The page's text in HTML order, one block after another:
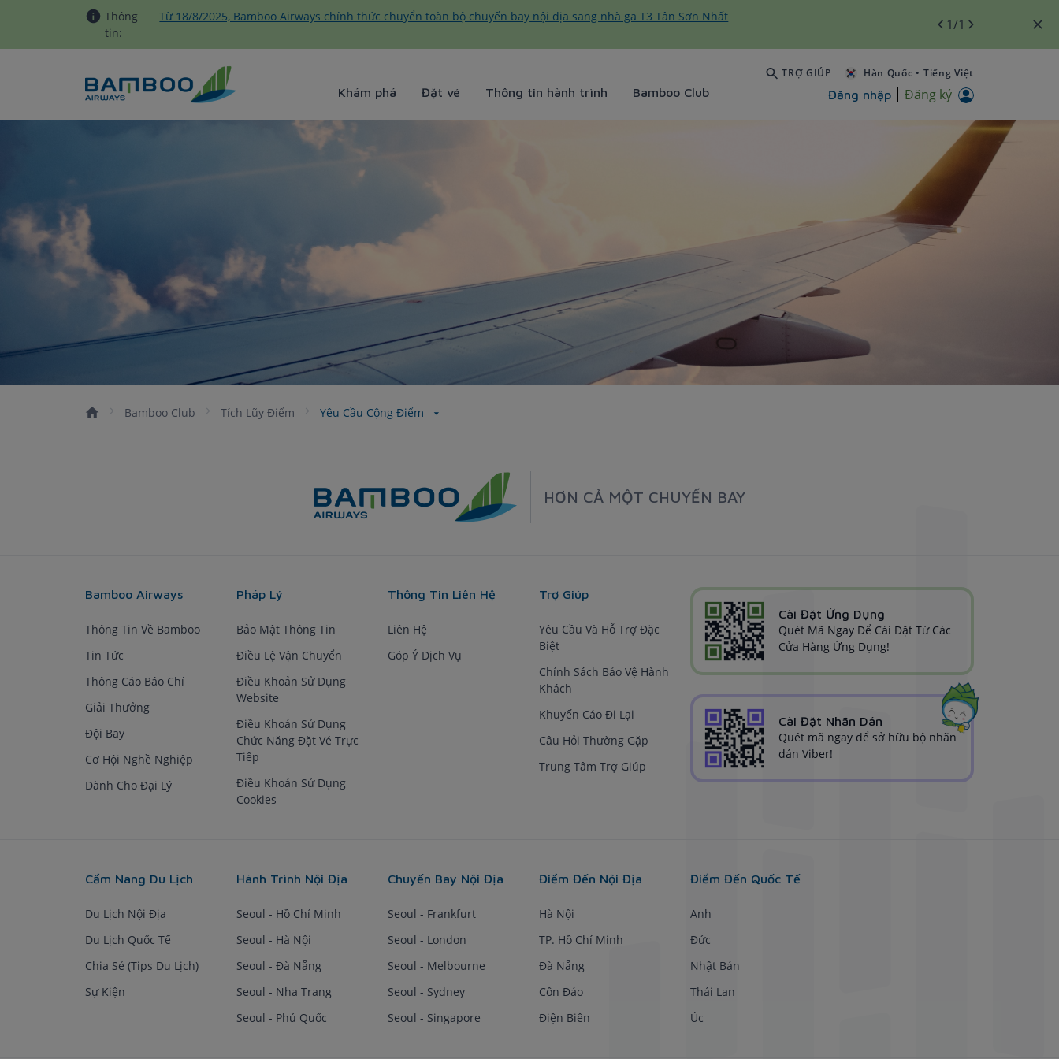
Truy cập nội dung luôn
Thông
tin:
Từ 18/8/2025, Bamboo Airways chính thức chuyển toàn bộ chuyến bay nội địa sang nhà ga T3 Tân Sơn Nhất 1/1
Khám phá Đặt vé Thông tin hành trình Bamboo Club
TRỢ GIÚP Hàn Quốc • Tiếng Việt
Đăng nhập Đăng ký
Yêu cầu cộng điểm - Bamboo Airways
Bamboo Club Tích Lũy Điểm Yêu Cầu Cộng Điểm
HƠN CẢ MỘT CHUYẾN BAY
Bamboo Airways
Thông Tin Về Bamboo
Tin Tức
Thông Cáo Báo Chí
Giải Thưởng
Đội Bay
Cơ Hội Nghề Nghiệp
Dành Cho Đại Lý
Pháp Lý
Bảo Mật Thông Tin
Điều Lệ Vận Chuyển
Điều Khoản Sử Dụng
Website
Điều Khoản Sử Dụng
Chức Năng Đặt Vé Trực
Tiếp
Điều Khoản Sử Dụng
Cookies
Thông Tin Liên Hệ
Liên Hệ
Góp Ý Dịch Vụ
Trợ Giúp
Yêu Cầu Và Hỗ Trợ Đặc
Biệt
Chính Sách Bảo Vệ Hành
Khách
Khuyến Cáo Đi Lại
Câu Hỏi Thường Gặp
Trung Tâm Trợ Giúp
Cài Đặt Ứng Dụng
Quét Mã Ngay Để Cài Đặt Từ Các
Cửa Hàng Ứng Dụng!
Cài Đặt Nhãn Dán
Quét mã ngay để sở hữu bộ nhãn
dán Viber!
Cẩm Nang Du Lịch
Du Lịch Nội Địa
Du Lịch Quốc Tế
Chia Sẻ (Tips Du Lịch)
Sự Kiện
Hành Trình Nội Địa
Seoul - Hồ Chí Minh
Seoul - Hà Nội
Seoul - Đà Nẵng
Seoul - Nha Trang
Seoul - Phú Quốc
Chuyến Bay Nội Địa
Seoul - Frankfurt
Seoul - London
Seoul - Melbourne
Seoul - Sydney
Seoul - Singapore
Điểm Đến Nội Địa
Hà Nội
TP. Hồ Chí Minh
Đà Nẵng
Côn Đảo
Điện Biên
Điểm Đến Quốc Tế
Anh
Đức
Nhật Bản
Thái Lan
Úc